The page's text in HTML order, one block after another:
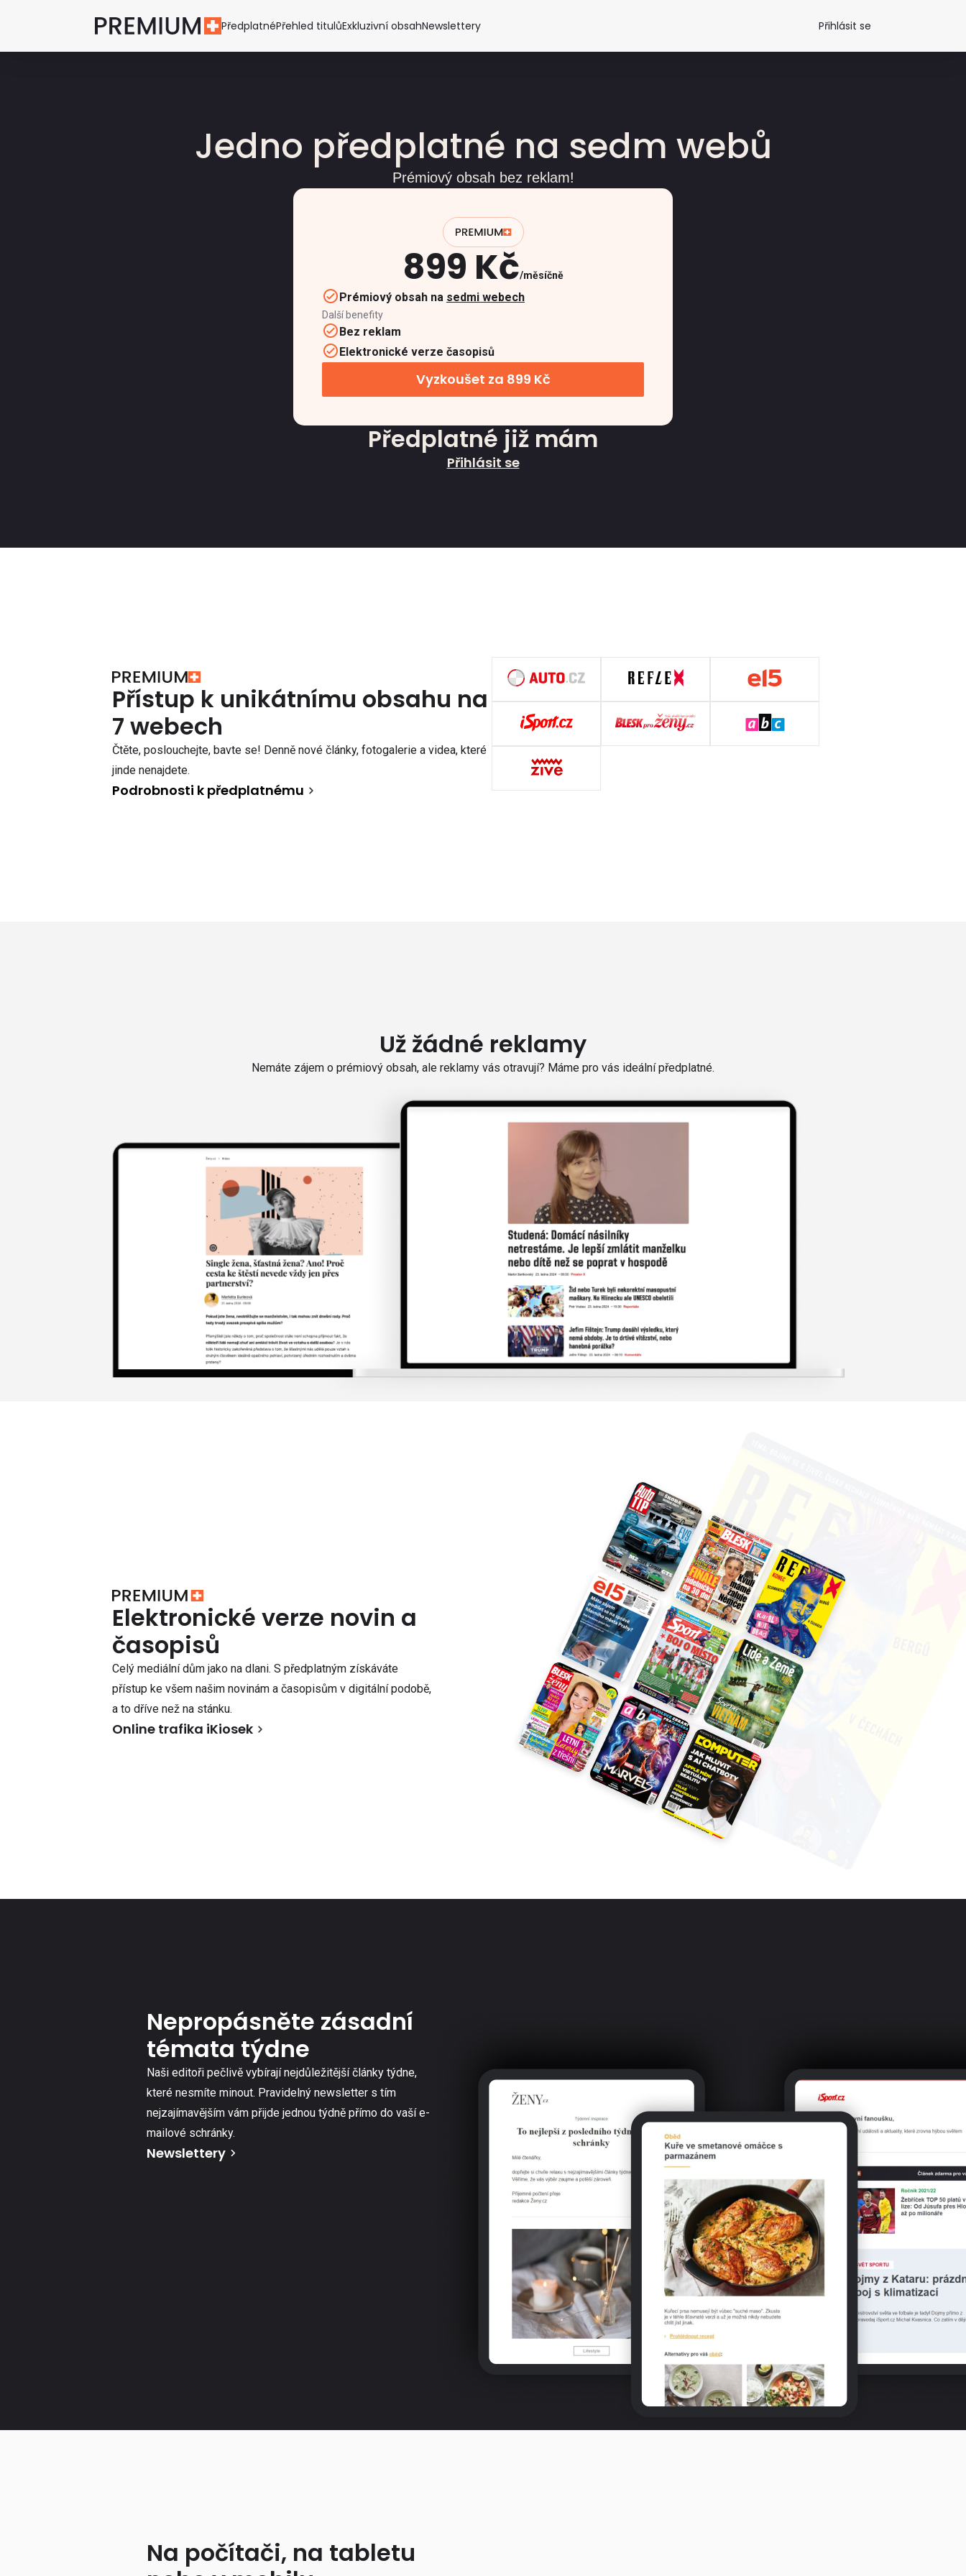
PředplatnéPřehled titulůExkluzivní obsahNewslettery Přihlásit se
Jedno předplatné na sedm webů
Prémiový obsah bez reklam!
899 Kč měsíčně
Prémiový obsah na sedmi webech
Další benefity
Bez reklam
Elektronické verze časopisů
Vyzkoušet za 899 Kč
Předplatné již mám
Přihlásit se
Přístup k unikátnímu obsahu na
7 webech
Čtěte, poslouchejte, bavte se! Denně nové články, fotogalerie a videa, které
jinde nenajdete.
Podrobnosti k předplatnému
Už žádné reklamy
Nemáte zájem o prémiový obsah, ale reklamy vás otravují? Máme pro vás ideální předplatné.
Elektronické verze novin a
časopisů
Celý mediální dům jako na dlani. S předplatným získáváte
přístup ke všem našim novinám a časopisům v digitální podobě,
a to dříve než na stánku.
Online trafika iKiosek
Nepropásněte zásadní
témata týdne
Naši editoři pečlivě vybírají nejdůležitější články týdne,
které nesmíte minout. Pravidelný newsletter s tím
nejzajímavějším vám přijde jednou týdně přímo do vaší e-
mailové schránky.
Newslettery
Na počítači, na tabletu